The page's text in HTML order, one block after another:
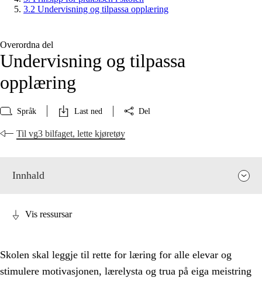
3.2 Undervisning og tilpassa opplæring
Overordna del
Undervisning og tilpassa
opplæring
Språk Last ned Del
Til vg3 bilfaget, lette kjøretøy
Innhald
Vis ressursar
Skolen skal leggje til rette for læring for alle elevar og
stimulere motivasjonen, lærelysta og trua på eiga meistring